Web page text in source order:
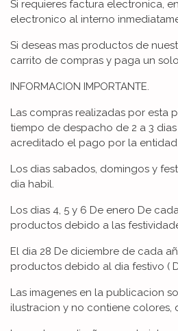
Si requieres factura electronica,
electronico al interno
Si deseas mas productos de
carrito de compras y paga un
INFORMACION IMPORTANTE.
Las compras realizadas por esta
tiempo de despacho de 2 a 3
acreditado el pago por la entidad
Los dias sabados, domingos y
dia habil.
Los dias 4, 5 y 6 De enero De
productos debido a las
El dia 28 De diciembre de cada
productos debido al dia festivo (
Las imagenes en la publicacion
ilustracion y no contiene colores,